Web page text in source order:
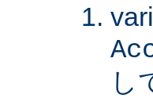
し